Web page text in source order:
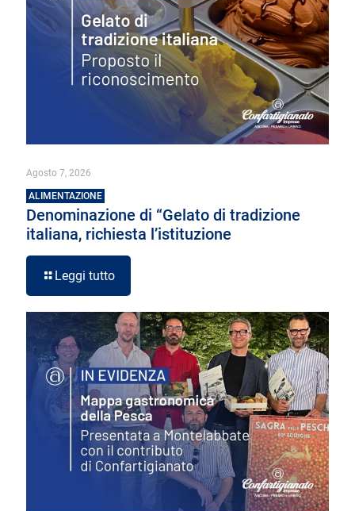
Agosto 7, 2026
ALIMENTAZIONE
Denominazione di “Gelato di tradizione
italiana, richiesta l’istituzione
Leggi tutto